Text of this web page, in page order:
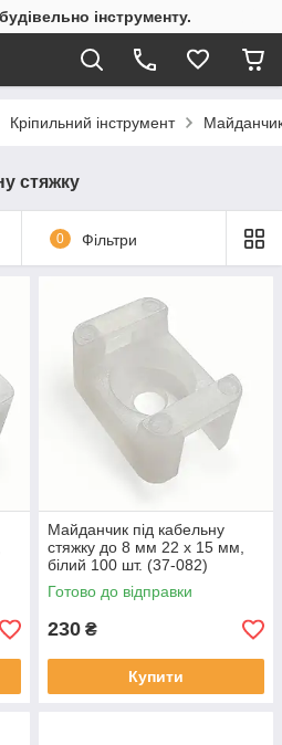
інструменту.
Кріпильний інструмент
стяжку
0 Фільтри
Майданчик під кабельну
стяжку до 8 мм 22 х 15 мм,
білий 100 шт. (37-082)
Готово до відправки
230 ₴
Купити